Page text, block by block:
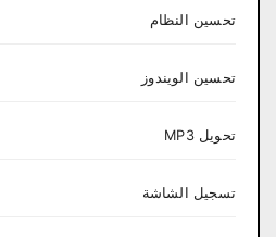
تحسين النظام
تحسين الويندوز
تحويل MP3
تسجيل الشاشة